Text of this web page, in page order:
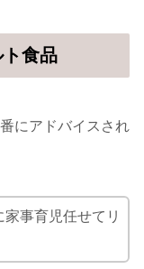
食品
にアドバイスされ
事育児任せてリ